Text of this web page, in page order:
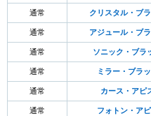
通常 クリスタル・ブ
通常 アジュール・ブ
通常 ソニック・ブラ
通常 ミラー・ブラ
通常 カース・アピ
通常 フォトン・ア